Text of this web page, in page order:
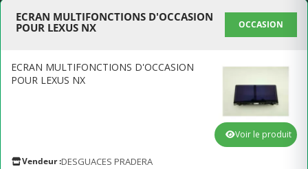
ECRAN MULTIFONCTIONS D'OCCASION
POUR LEXUS NX
OCCASION
ECRAN MULTIFONCTIONS D'OCCASION
POUR LEXUS NX
Vendeur :DESGUACES PRADERA
Voir le produit